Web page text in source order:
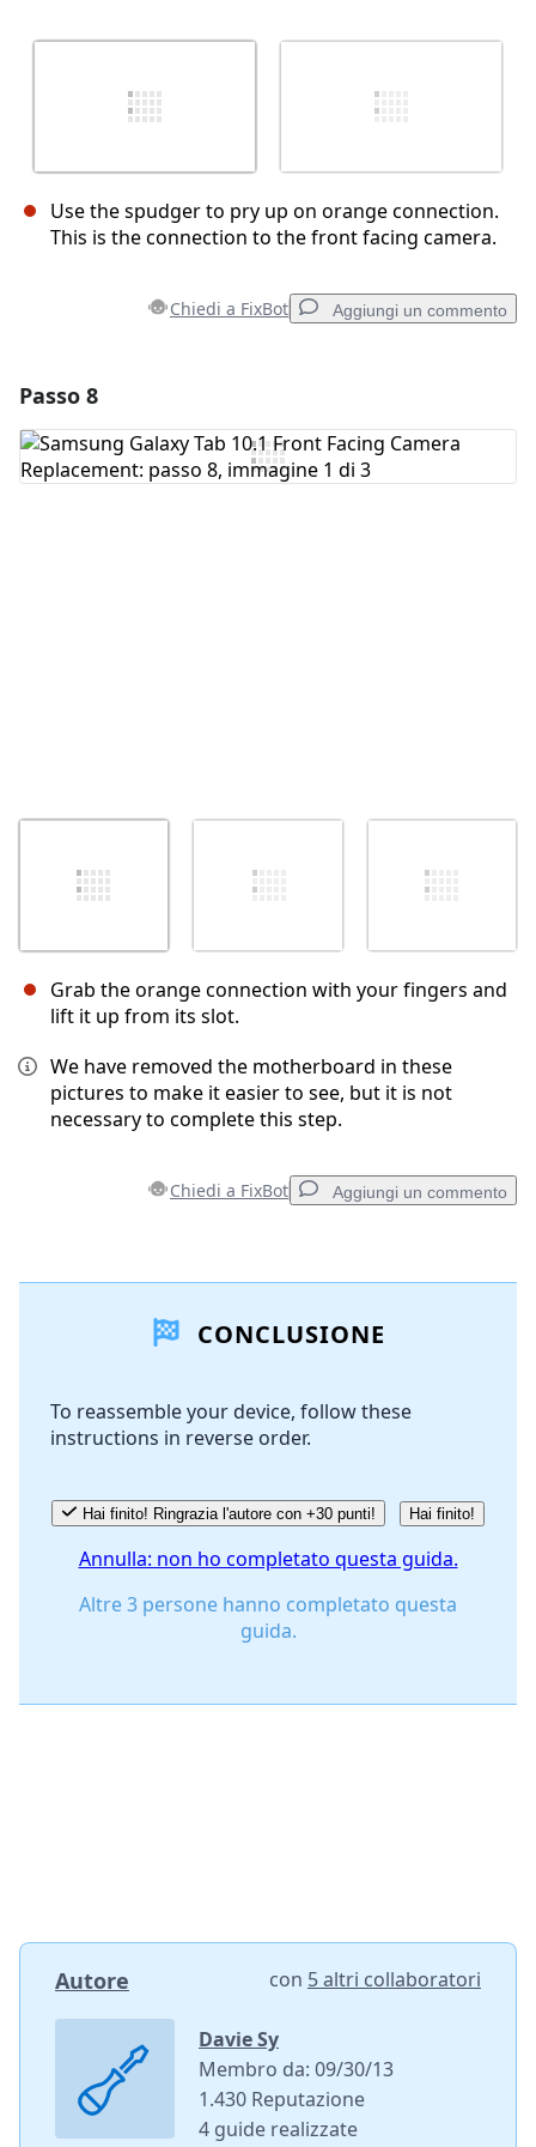
Use the spudger to pry up on orange connection.
This is the connection to the front facing camera.
Chiedi a FixBot Aggiungi un commento
Aggiungi Commento
Passo 8
Grab the orange connection with your fingers and
lift it up from its slot.
We have removed the motherboard in these
pictures to make it easier to see, but it is not
necessary to complete this step.
Chiedi a FixBot Aggiungi un commento
Aggiungi Commento
Annulla
CONCLUSIONE
To reassemble your device, follow these
instructions in reverse order.
Hai finito! Ringrazia l'autore con +30 punti! Hai finito!
Annulla: non ho completato questa guida.
Altre 3 persone hanno completato questa
guida.
Autore con 5 altri collaboratori
Davie Sy
Membro da: 09/30/13
1.430 Reputazione
4 guide realizzate